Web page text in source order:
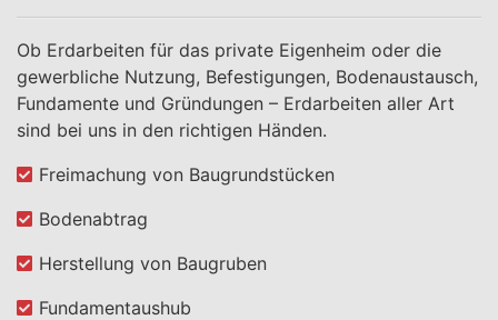
Ob Erdarbeiten für das private Eigenheim oder die
gewerbliche Nutzung, Befestigungen, Bodenaustausch,
Fundamente und Gründungen – Erdarbeiten aller Art
sind bei uns in den richtigen Händen.
Freimachung von Baugrundstücken
Bodenabtrag
Herstellung von Baugruben
Fundamentaushub